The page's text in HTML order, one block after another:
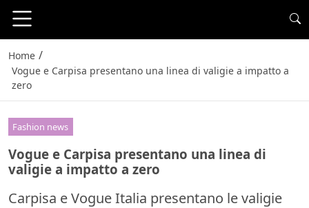
Home /
Vogue e Carpisa presentano una linea di valigie a impatto a
zero
Fashion news
Vogue e Carpisa presentano una linea di
valigie a impatto a zero
Carpisa e Vogue Italia presentano le valigie